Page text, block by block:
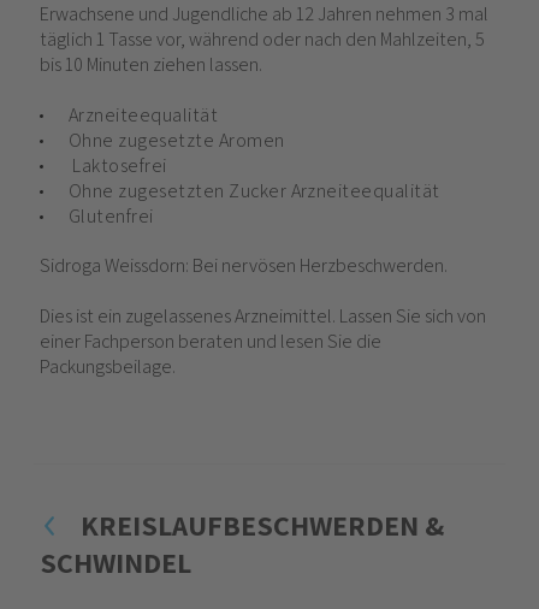
Erwachsene und Jugendliche ab 12 Jahren nehmen 3 mal
täglich 1 Tasse vor, während oder nach den Mahlzeiten, 5
bis 10 Minuten ziehen lassen.
Arzneiteequalität
Ohne zugesetzte Aromen
Laktosefrei
Ohne zugesetzten Zucker Arzneiteequalität
Glutenfrei
Sidroga Weissdorn: Bei nervösen Herzbeschwerden.
Dies ist ein zugelassenes Arzneimittel. Lassen Sie sich von
einer Fachperson beraten und lesen Sie die
Packungsbeilage.
KREISLAUFBESCHWERDEN &
SCHWINDEL